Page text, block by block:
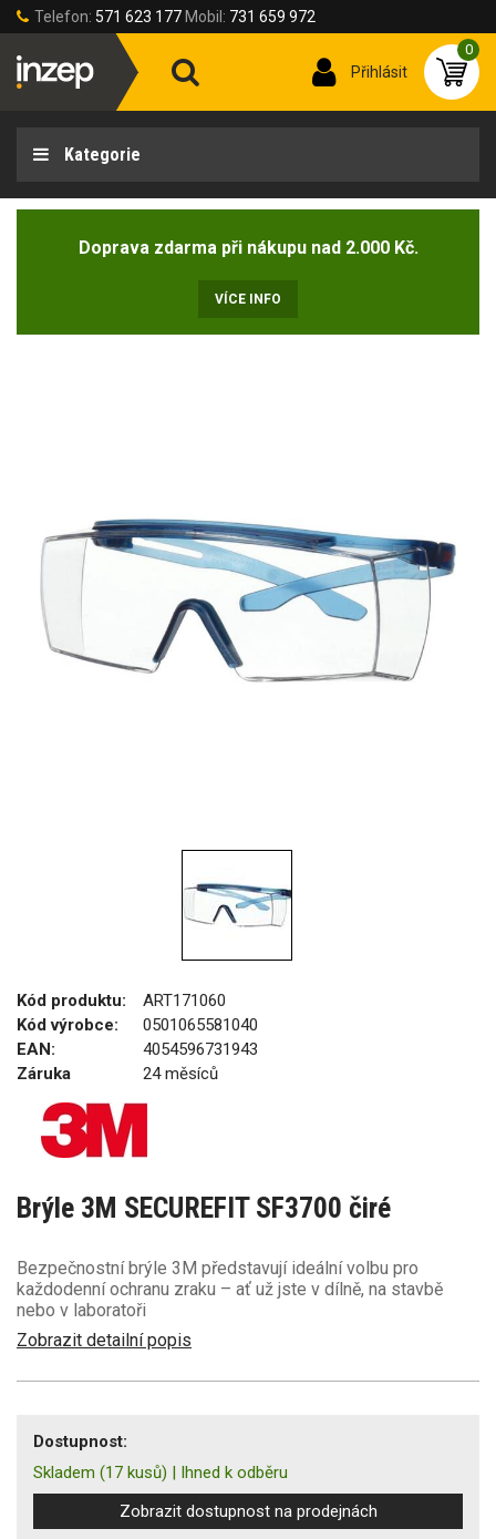
Telefon: 571 623 177 Mobil: 731 659 972
Přihlásit
0
Kategorie
Doprava zdarma při nákupu nad 2.000 Kč.
VÍCE INFO
Kód produktu:
ART171060
Kód výrobce:
0501065581040
EAN:
4054596731943
Záruka
24 měsíců
Brýle 3M SECUREFIT SF3700 čiré
Bezpečnostní brýle 3M představují ideální volbu pro
každodenní ochranu zraku – ať už jste v dílně, na stavbě
nebo v laboratoři
Zobrazit detailní popis
Dostupnost:
Skladem (17 kusů) | Ihned k odběru
Zobrazit dostupnost na prodejnách